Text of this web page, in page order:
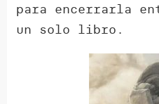
para encerrarla
un solo libro.